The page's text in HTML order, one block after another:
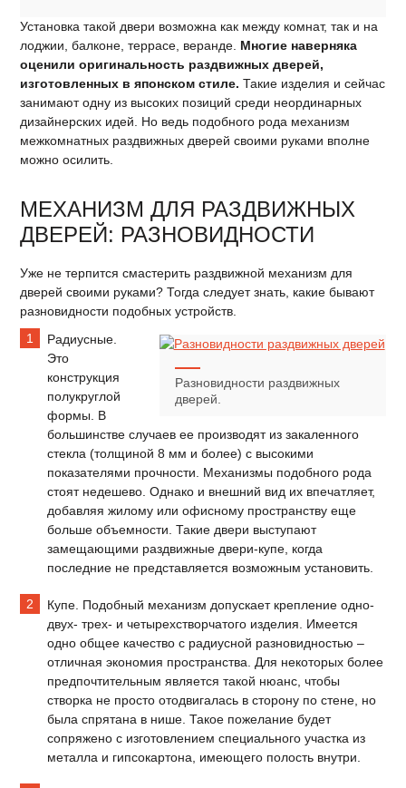
Установка такой двери возможна как между комнат, так и на
лоджии, балконе, террасе, веранде. Многие наверняка
оценили оригинальность раздвижных дверей,
изготовленных в японском стиле. Такие изделия и сейчас
занимают одну из высоких позиций среди неординарных
дизайнерских идей. Но ведь подобного рода механизм
межкомнатных раздвижных дверей своими руками вполне
можно осилить.
МЕХАНИЗМ ДЛЯ РАЗДВИЖНЫХ
ДВЕРЕЙ: РАЗНОВИДНОСТИ
Уже не терпится смастерить раздвижной механизм для
дверей своими руками? Тогда следует знать, какие бывают
разновидности подобных устройств.
Разновидности раздвижных
дверей.
Радиусные.
Это
конструкция
полукруглой
формы. В
большинстве случаев ее производят из закаленного
стекла (толщиной 8 мм и более) с высокими
показателями прочности. Механизмы подобного рода
стоят недешево. Однако и внешний вид их впечатляет,
добавляя жилому или офисному пространству еще
больше объемности. Такие двери выступают
замещающими раздвижные двери-купе, когда
последние не представляется возможным установить.
Купе. Подобный механизм допускает крепление одно-
двух- трех- и четырехстворчатого изделия. Имеется
одно общее качество с радиусной разновидностью –
отличная экономия пространства. Для некоторых более
предпочтительным является такой нюанс, чтобы
створка не просто отодвигалась в сторону по стене, но
была спрятана в нише. Такое пожелание будет
сопряжено с изготовлением специального участка из
металла и гипсокартона, имеющего полость внутри.